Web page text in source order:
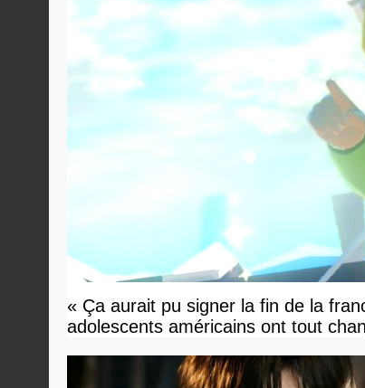
« Ça aurait pu signer la fin de la
adolescents américains ont tout